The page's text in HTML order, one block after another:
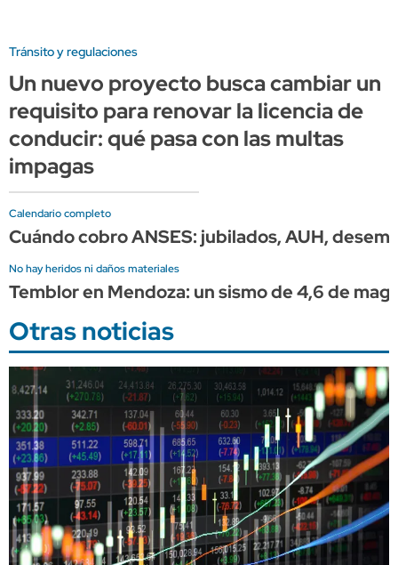
Tránsito y regulaciones
Un nuevo proyecto busca cambiar un
requisito para renovar la licencia de
conducir: qué pasa con las multas
impagas
Calendario completo
Cuándo cobro ANSES: jubilados, AUH,
No hay heridos ni daños materiales
Temblor en Mendoza: un sismo de 4,6 de
Otras noticias